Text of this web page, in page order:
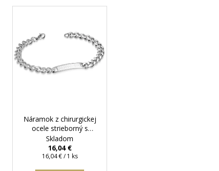
V
s
Náramok z chirurgickej
ocele strieborný s
platničkou a krížom -
Saint+ darčeková
krabička zadarmo
Skladom
16,04 €
Jednotková
16,04 € / 1 ks